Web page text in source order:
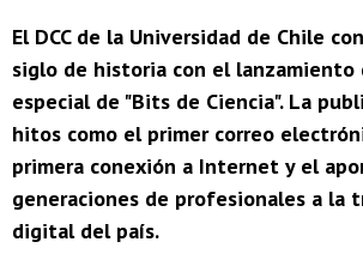
El DCC de la Universidad de Chile
siglo de historia con el lanzamiento
especial de "Bits de Ciencia". La
hitos como el primer correo
primera conexión a Internet y el
generaciones de profesionales a la
digital del país.